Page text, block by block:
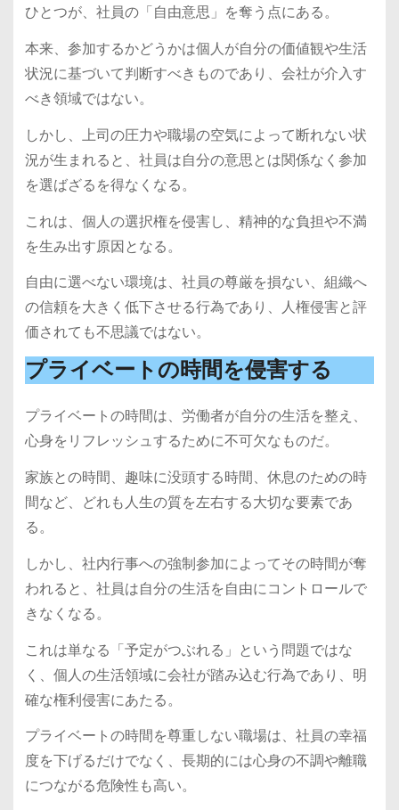
ひとつが、社員の「自由意思」を奪う点にある。
本来、参加するかどうかは個人が自分の価値観や生活
状況に基づいて判断すべきものであり、会社が介入す
べき領域ではない。
しかし、上司の圧力や職場の空気によって断れない状
況が生まれると、社員は自分の意思とは関係なく参加
を選ばざるを得なくなる。
これは、個人の選択権を侵害し、精神的な負担や不満
を生み出す原因となる。
自由に選べない環境は、社員の尊厳を損ない、組織へ
の信頼を大きく低下させる行為であり、人権侵害と評
価されても不思議ではない。
プライベートの時間を侵害する
プライベートの時間は、労働者が自分の生活を整え、
心身をリフレッシュするために不可欠なものだ。
家族との時間、趣味に没頭する時間、休息のための時
間など、どれも人生の質を左右する大切な要素であ
る。
しかし、社内行事への強制参加によってその時間が奪
われると、社員は自分の生活を自由にコントロールで
きなくなる。
これは単なる「予定がつぶれる」という問題ではな
く、個人の生活領域に会社が踏み込む行為であり、明
確な権利侵害にあたる。
プライベートの時間を尊重しない職場は、社員の幸福
度を下げるだけでなく、長期的には心身の不調や離職
につながる危険性も高い。